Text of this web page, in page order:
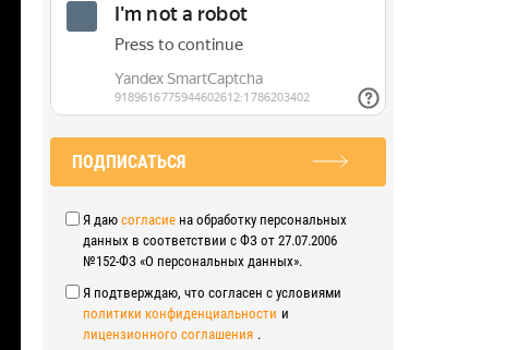
ПОДПИСАТЬСЯ
Я даю согласие на обработку персональных
данных в соответствии с ФЗ от 27.07.2006
№152-ФЗ «О персональных данных».
Я подтверждаю, что согласен с условиями
политики конфиденциальности и
лицензионного соглашения .